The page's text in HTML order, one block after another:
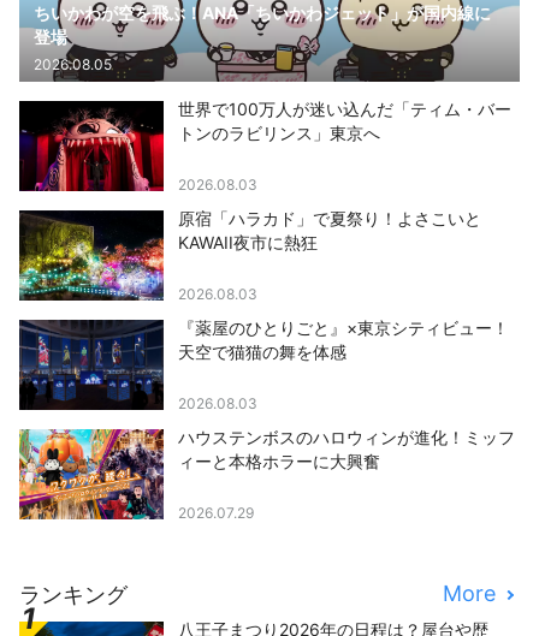
ちいかわが空を飛ぶ！ANA「ちいかわジェット」が国内線に
登場
2026.08.05
世界で100万人が迷い込んだ「ティム・バー
トンのラビリンス」東京へ
2026.08.03
原宿「ハラカド」で夏祭り！よさこいと
KAWAII夜市に熱狂
2026.08.03
『薬屋のひとりごと』×東京シティビュー！
天空で猫猫の舞を体感
2026.08.03
ハウステンボスのハロウィンが進化！ミッフ
ィーと本格ホラーに大興奮
2026.07.29
ランキング More
八王子まつり2026年の日程は？屋台や歴